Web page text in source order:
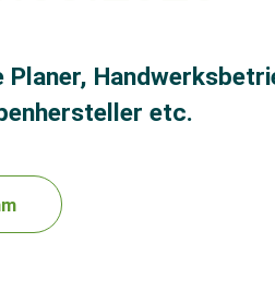
etc.